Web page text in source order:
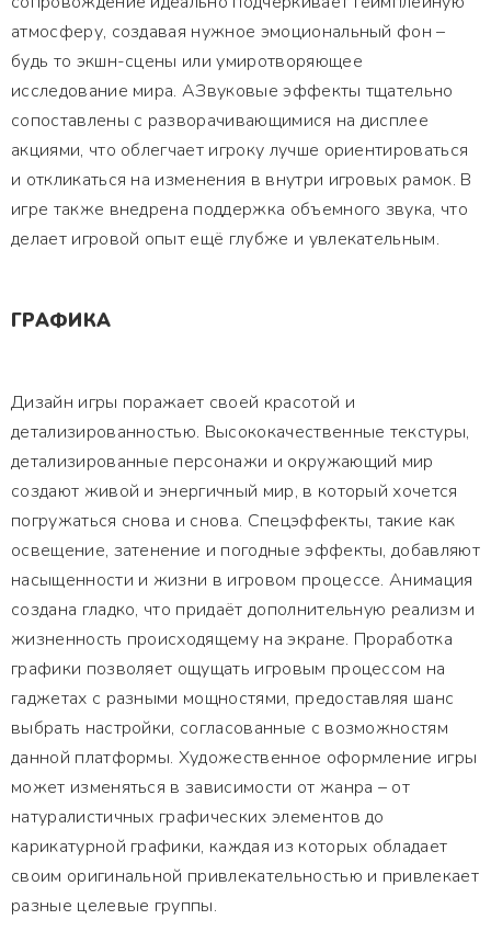
атмосферу, создавая нужное эмоциональный фон –
будь то экшн-сцены или умиротворяющее
исследование мира. АЗвуковые эффекты тщательно
сопоставлены с разворачивающимися на дисплее
акциями, что облегчает игроку лучше ориентироваться
и откликаться на изменения в внутри игровых рамок. В
игре также внедрена поддержка объемного звука, что
делает игровой опыт ещё глубже и увлекательным.
ГРАФИКА
Дизайн игры поражает своей красотой и
детализированностью. Высококачественные текстуры,
детализированные персонажи и окружающий мир
создают живой и энергичный мир, в который хочется
погружаться снова и снова. Спецэффекты, такие как
освещение, затенение и погодные эффекты, добавляют
насыщенности и жизни в игровом процессе. Анимация
создана гладко, что придаёт дополнительную реализм и
жизненность происходящему на экране. Проработка
графики позволяет ощущать игровым процессом на
гаджетах с разными мощностями, предоставляя шанс
выбрать настройки, согласованные с возможностям
данной платформы. Художественное оформление игры
может изменяться в зависимости от жанра – от
натуралистичных графических элементов до
карикатурной графики, каждая из которых обладает
своим оригинальной привлекательностью и привлекает
разные целевые группы.